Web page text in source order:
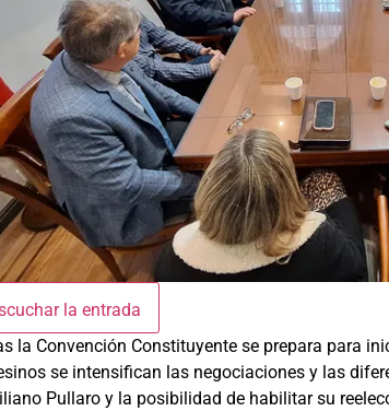
la entrada
la Convención Constituyente se prepara para
se intensifican las negociaciones y las
Pullaro y la posibilidad de habilitar su